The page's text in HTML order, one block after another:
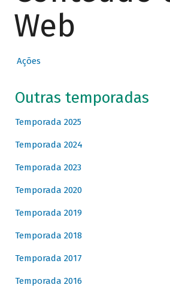
Web
Ações
Outras temporadas
Temporada 2025
Temporada 2024
Temporada 2023
Temporada 2020
Temporada 2019
Temporada 2018
Temporada 2017
Temporada 2016